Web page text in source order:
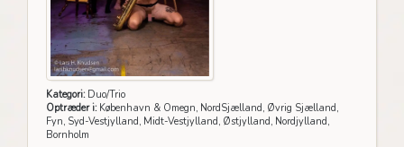
Kategori:Duo/Trio
Optræder i:København & Omegn, NordSjælland, Øvrig Sjælland,
Fyn, Syd-Vestjylland, Midt-Vestjylland, Østjylland, Nordjylland,
Bornholm